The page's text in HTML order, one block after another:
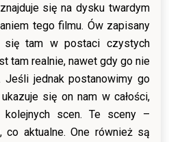
się na dysku twardym
tego filmu. Ów zapisany
się tam w postaci czystych
tam realnie, nawet gdy go nie
Jeśli jednak postanowimy go
się on nam w całości,
scen. Te sceny –
co aktualne. One również są